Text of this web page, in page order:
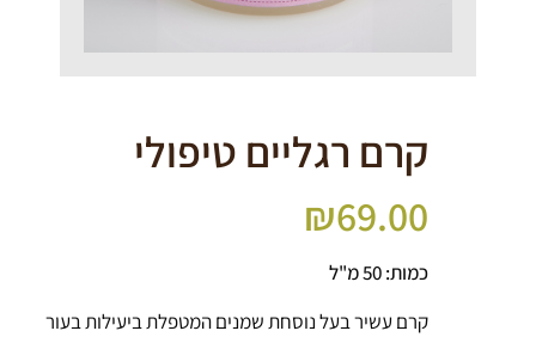
קרם רגליים טיפולי
₪69.00
כמות: 50 מ"ל
קרם עשיר בעל נוסחת שמנים המטפלת ביעילות בעור